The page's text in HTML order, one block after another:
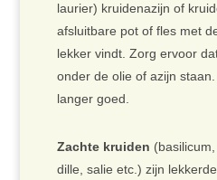
laurier) kruidenazijn of
afsluitbare pot of fles met
lekker vindt. Zorg ervoor
onder de olie of azijn
langer goed.
Zachte kruiden
dille, salie etc.) zijn